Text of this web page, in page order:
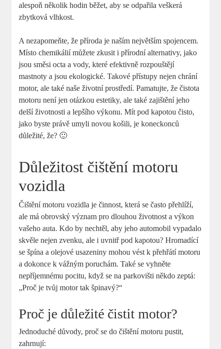
alespoň⁤ několik hodin​ běžet, aby se odpařila veškerá
zbytková vlhkost.
A nezapomeňte, že příroda je ⁢naším největším ⁤spojencem.⁣
Místo chemikálií můžete zkusit i přírodní alternativy, jako‌
jsou​ směsi octa ⁤a⁤ vody, které efektivně rozpouštějí
mastnoty‌ a ⁢jsou ekologické. Takové přístupy nejen chrání
motor, ale také naše ⁢životní prostředí. Pamatujte, že čistota
motoru není jen ‌otázkou estetiky, ale také ​zajištění jeho
‍delší životnosti a lepšího výkonu.​ Mít ‍pod⁢ kapotou čisto,
jako ‌byste právě umyli novou košili, je koneckonců
důležité,⁣ že?⁤ 🙂
Důležitost čištění motoru
vozidla
Čištění ‌motoru vozidla​ je ​činnost, která se ⁤často přehlíží,⁣
ale ​má ​obrovský význam pro dlouhou životnost a⁣ výkon
vašeho auta. Kdo⁢ by ⁢nechtěl, aby​ jeho automobil vypadalo
skvěle nejen zvenku, ale i uvnitř pod ⁤kapotou? Hromadící
se špína a​ olejové ⁢usazeniny ‌mohou vést k ⁣přehřátí motoru
a dokonce k vážným poruchám. Také se⁣ vyhněte
nepříjemnému ⁤pocitu, když se na parkovišti někdo zeptá:
„Proč je tvůj motor tak špinavý?“
Proč je důležité⁢ čistit motor?
Jednoduché⁣ důvody, proč se do⁣ čištění‍ motoru pustit,
zahrnují: